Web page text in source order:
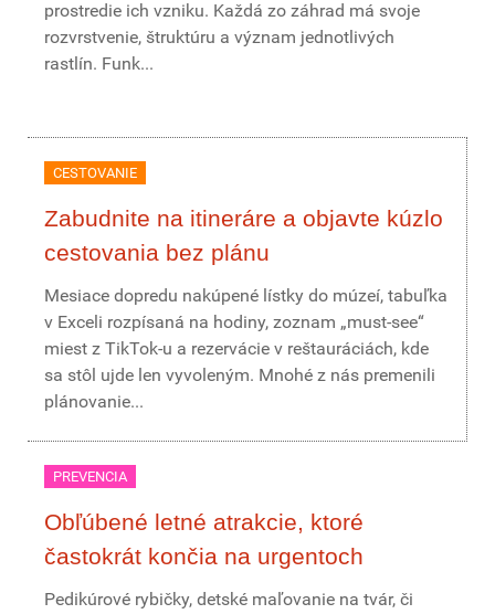
prostredie ich vzniku. Každá zo záhrad má svoje
rozvrstvenie, štruktúru a význam jednotlivých
rastlín. Funk...
CESTOVANIE
Zabudnite na itineráre a objavte kúzlo
cestovania bez plánu
Mesiace dopredu nakúpené lístky do múzeí, tabuľka
v Exceli rozpísaná na hodiny, zoznam „must-see“
miest z TikTok-u a rezervácie v reštauráciách, kde
sa stôl ujde len vyvoleným. Mnohé z nás premenili
plánovanie...
PREVENCIA
Obľúbené letné atrakcie, ktoré
častokrát končia na urgentoch
Pedikúrové rybičky, detské maľovanie na tvár, či